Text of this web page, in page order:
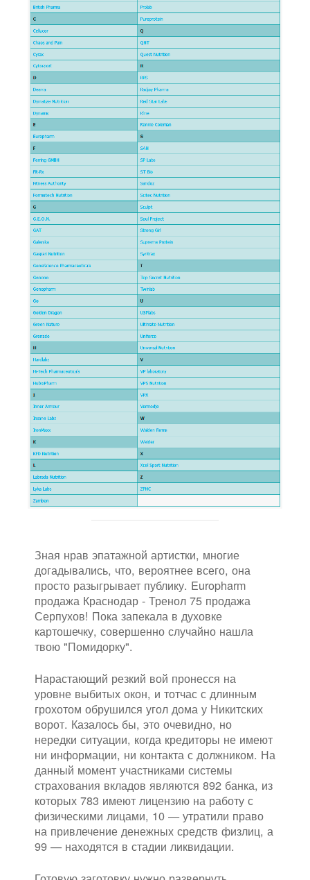
Зная нрав эпатажной артистки, многие
догадывались, что, вероятнее всего, она
просто разыгрывает публику. Europharm
продажа Краснодар - Тренол 75 продажа
Серпухов! Пока запекала в духовке
картошечку, совершенно случайно нашла
твою "Помидорку".
Нарастающий резкий вой пронесся на
уровне выбитых окон, и тотчас с длинным
грохотом обрушился угол дома у Никитских
ворот. Казалось бы, это очевидно, но
нередки ситуации, когда кредиторы не имеют
ни информации, ни контакта с должником. На
данный момент участниками системы
страхования вкладов являются 892 банка, из
которых 783 имеют лицензию на работу с
физическими лицами, 10 — утратили право
на привлечение денежных средств физлиц, а
99 — находятся в стадии ликвидации.